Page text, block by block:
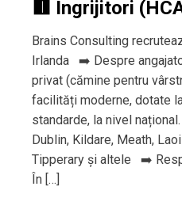
🟥 Îngrijitori
Brains Consulting
Irlanda ➡️ Despre
privat (cămine pentru
facilități moderne, dotate
standarde, la nivel
Dublin, Kildare, Meath,
Tipperary și altele ➡️
În […]